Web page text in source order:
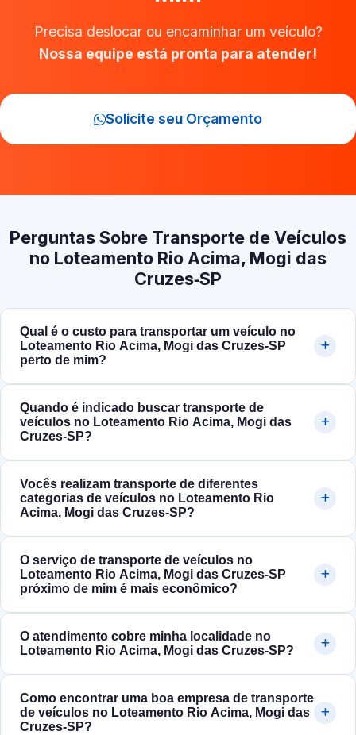
Precisa deslocar ou encaminhar um veículo?
Nossa equipe está pronta para atender!
Solicite seu Orçamento
Perguntas Sobre Transporte de Veículos
no Loteamento Rio Acima, Mogi das
Cruzes‑SP
Qual é o custo para transportar um veículo no
Loteamento Rio Acima, Mogi das Cruzes‑SP
perto de mim?
Quando é indicado buscar transporte de
veículos no Loteamento Rio Acima, Mogi das
Cruzes‑SP?
Vocês realizam transporte de diferentes
categorias de veículos no Loteamento Rio
Acima, Mogi das Cruzes‑SP?
O serviço de transporte de veículos no
Loteamento Rio Acima, Mogi das Cruzes‑SP
próximo de mim é mais econômico?
O atendimento cobre minha localidade no
Loteamento Rio Acima, Mogi das Cruzes‑SP?
Como encontrar uma boa empresa de transporte
de veículos no Loteamento Rio Acima, Mogi das
Cruzes‑SP?